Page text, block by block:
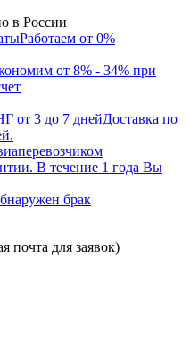
в России
Работаем от 0%
от 8% - 34% при
Доставка по
В течение 1 года Вы
брак
почта для заявок)